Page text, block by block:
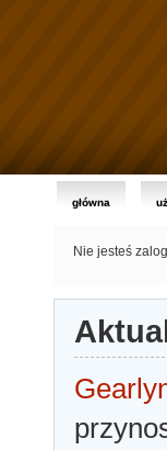
główna
Nie jesteś